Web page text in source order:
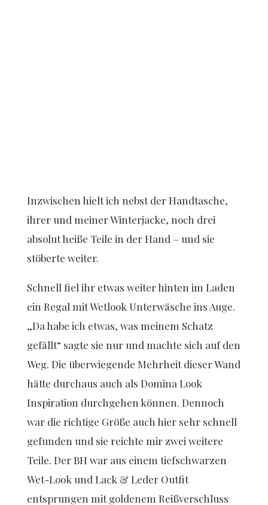
Inzwischen hielt ich nebst der Handtasche,
ihrer und meiner Winterjacke, noch drei
absolut heiße Teile in der Hand – und sie
stöberte weiter.
Schnell fiel ihr etwas weiter hinten im Laden
ein Regal mit Wetlook Unterwäsche ins Auge.
„Da habe ich etwas, was meinem Schatz
gefällt“ sagte sie nur und machte sich auf den
Weg. Die überwiegende Mehrheit dieser Wand
hätte durchaus auch als Domina Look
Inspiration durchgehen können. Dennoch
war die richtige Größe auch hier sehr schnell
gefunden und sie reichte mir zwei weitere
Teile. Der BH war aus einem tiefschwarzen
Wet-Look und Lack & Leder Outfit
entsprungen mit goldenem Reißverschluss